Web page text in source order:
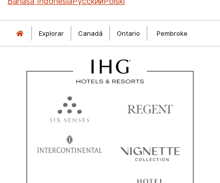
Explorar Canadá Ontario Pembroke